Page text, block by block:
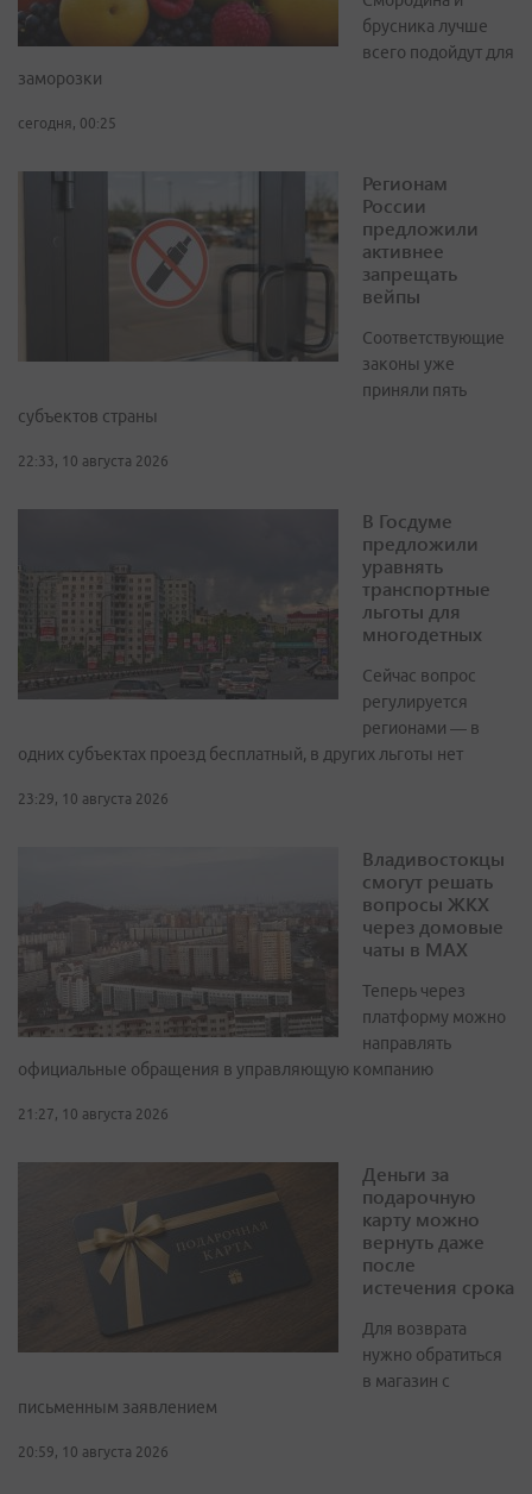
брусника лучше
всего подойдут для
заморозки
сегодня, 00:25
Регионам
России
предложили
активнее
запрещать
вейпы
Соответствующие
законы уже
приняли пять
субъектов страны
22:33, 10 августа 2026
В Госдуме
предложили
уравнять
транспортные
льготы для
многодетных
Сейчас вопрос
регулируется
регионами — в
одних субъектах проезд бесплатный, в других льготы нет
23:29, 10 августа 2026
Владивостокцы
смогут решать
вопросы ЖКХ
через домовые
чаты в МАХ
Теперь через
платформу можно
направлять
официальные обращения в управляющую компанию
21:27, 10 августа 2026
Деньги за
подарочную
карту можно
вернуть даже
после
истечения срока
Для возврата
нужно обратиться
в магазин с
письменным заявлением
20:59, 10 августа 2026